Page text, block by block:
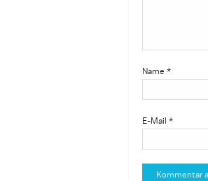
Name *
E-Mail *